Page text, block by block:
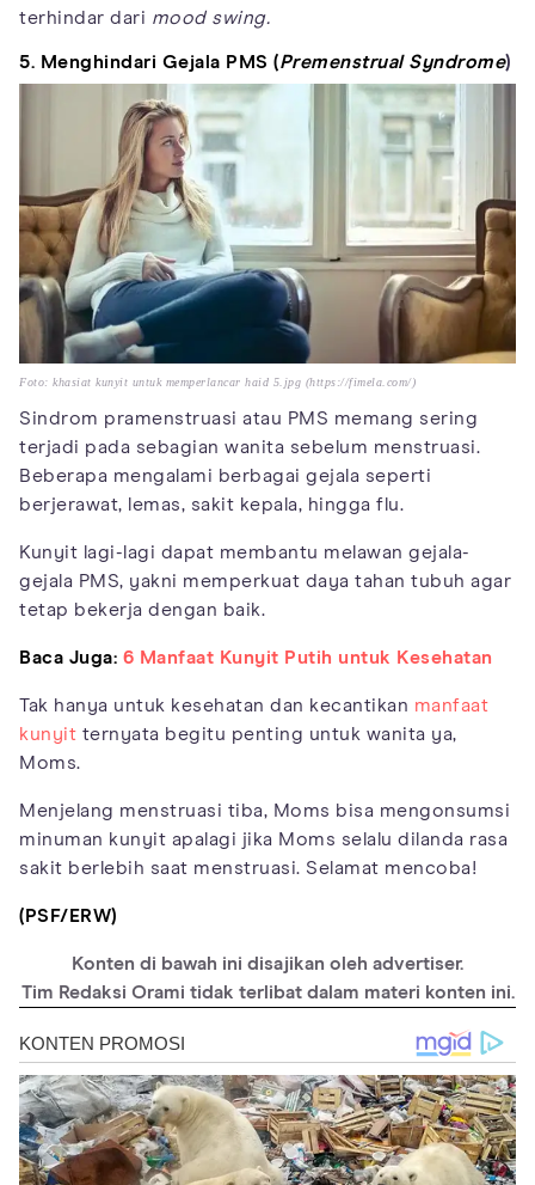
terhindar dari mood swing.
5. Menghindari Gejala PMS (Premenstrual Syndrome)
Foto: khasiat kunyit untuk memperlancar haid 5.jpg (https://fimela.com/)
Sindrom pramenstruasi atau PMS memang sering
terjadi pada sebagian wanita sebelum menstruasi.
Beberapa mengalami berbagai gejala seperti
berjerawat, lemas, sakit kepala, hingga flu.
Kunyit lagi-lagi dapat membantu melawan gejala-
gejala PMS, yakni memperkuat daya tahan tubuh agar
tetap bekerja dengan baik.
Baca Juga: 6 Manfaat Kunyit Putih untuk Kesehatan
Tak hanya untuk kesehatan dan kecantikan manfaat
kunyit ternyata begitu penting untuk wanita ya,
Moms.
Menjelang menstruasi tiba, Moms bisa mengonsumsi
minuman kunyit apalagi jika Moms selalu dilanda rasa
sakit berlebih saat menstruasi. Selamat mencoba!
(PSF/ERW)
Konten di bawah ini disajikan oleh advertiser.
Tim Redaksi Orami tidak terlibat dalam materi konten ini.